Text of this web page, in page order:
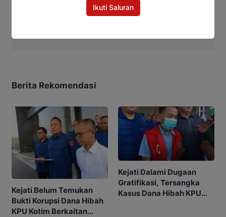
Berita Rekomendasi
Kejati Belum Temukan
Bukti Korupsi Dana Hibah
KPU Kotim Berkaitan
Kejati Dalami Dugaan
Gratifikasi, Tersangka
Kasus Dana Hibah KPU
Ikuti Saluran